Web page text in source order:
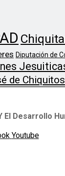
Diputación de
de Chiquitos
El Desarrollo
Youtube